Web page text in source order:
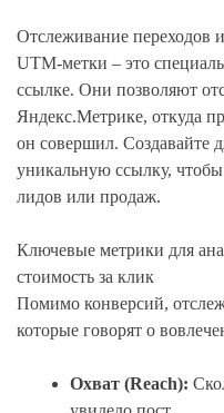
Отслеживание переходов
UTM-метки – это
ссылке. Они позволяют
Яндекс.Метрике, откуда
он совершил. Создавайте
уникальную ссылку,
лидов или продаж.
Ключевые метрики для
стоимость за клик
Помимо конверсий,
которые говорят о
Охват (Reach):